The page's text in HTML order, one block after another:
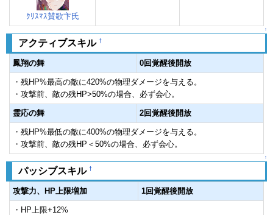
ｸﾘｽﾏｽ賛歌卞氏
↑
アクティブスキル †
鳳翔の舞 0回覚醒後開放
・残HP%最高の敵に420%の物理ダメージを与える。
・攻撃前、敵の残HP>50%の場合、必ず会心。
霊応の舞 2回覚醒後開放
・残HP%最低の敵に400%の物理ダメージを与える。
・攻撃前、敵の残HP＜50%の場合、必ず会心。
↑
パッシブスキル †
攻撃力、HP上限増加 1回覚醒後開放
・HP上限+12%